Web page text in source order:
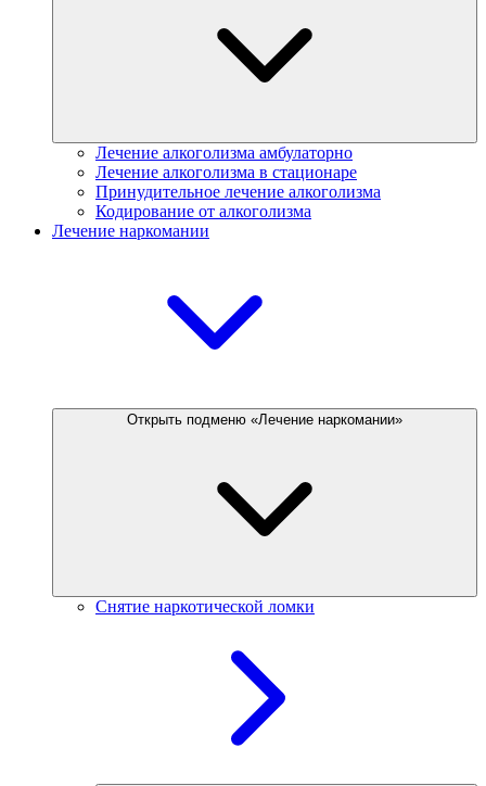
Лечение алкоголизма амбулаторно
Лечение алкоголизма в стационаре
Принудительное лечение алкоголизма
Кодирование от алкоголизма
Лечение наркомании
Открыть подменю «Лечение наркомании»
Снятие наркотической ломки